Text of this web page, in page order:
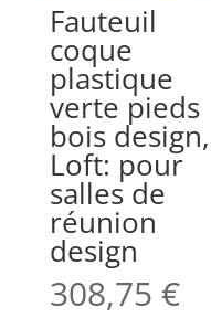
Fauteuil
coque
plastique
verte pieds
bois design,
Loft: pour
salles de
réunion
design
308,75 €